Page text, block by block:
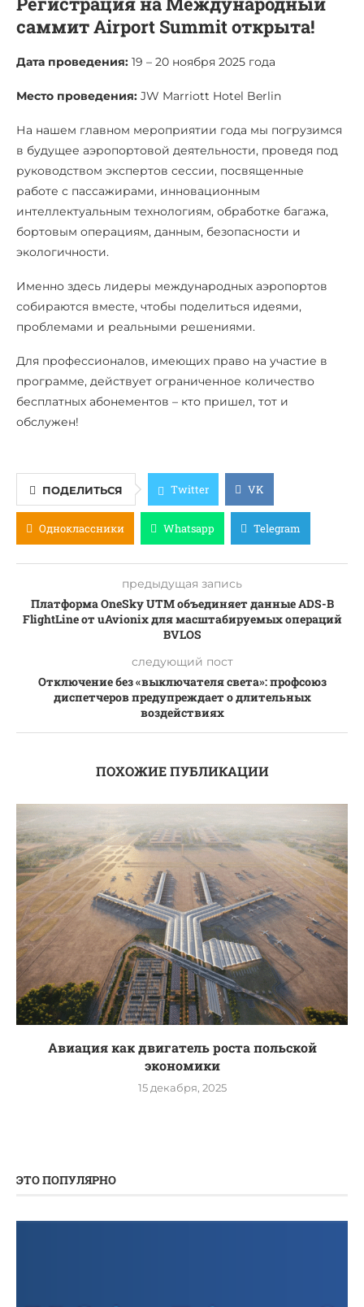
саммит Airport Summit открыта!
Дата проведения: 19 – 20 ноября 2025 года
Место проведения: JW Marriott Hotel Berlin
На нашем главном мероприятии года мы погрузимся
в будущее аэропортовой деятельности, проведя под
руководством экспертов сессии, посвященные
работе с пассажирами, инновационным
интеллектуальным технологиям, обработке багажа,
бортовым операциям, данным, безопасности и
экологичности.
Именно здесь лидеры международных аэропортов
собираются вместе, чтобы поделиться идеями,
проблемами и реальными решениями.
Для профессионалов, имеющих право на участие в
программе, действует ограниченное количество
бесплатных абонементов – кто пришел, тот и
обслужен!
ПОДЕЛИТЬСЯ Twitter VK
Одноклассники Whatsapp Telegram
предыдущая запись
Платформа OneSky UTM объединяет данные ADS-B
FlightLine от uAvionix для масштабируемых операций
BVLOS
следующий пост
Отключение без «выключателя света»: профсоюз
диспетчеров предупреждает о длительных
воздействиях
ПОХОЖИЕ ПУБЛИКАЦИИ
Авиация как двигатель роста польской
экономики
15 декабря, 2025
ЭТО ПОПУЛЯРНО